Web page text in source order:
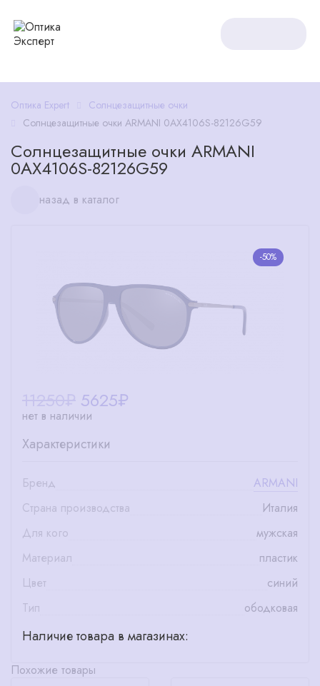
Оптика Expert
Солнцезащитные очки
Солнцезащитные очки ARMANI 0AX4106S-82126G59
Солнцезащитные очки ARMANI
0AX4106S-82126G59
назад в каталог
-50%
5625₽
нет в наличии
Характеристики
Бренд
ARMANI
Страна производства
Италия
Для кого
мужская
Материал
пластик
Цвет
синий
Тип
ободковая
Наличие товара в магазинах:
Похожие товары